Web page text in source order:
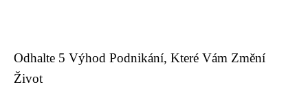
Odhalte 5 Výhod Podnikání, Které Vám Změní
Život